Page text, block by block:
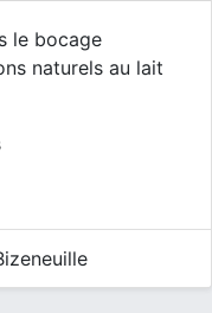
le bocage
naturels au lait